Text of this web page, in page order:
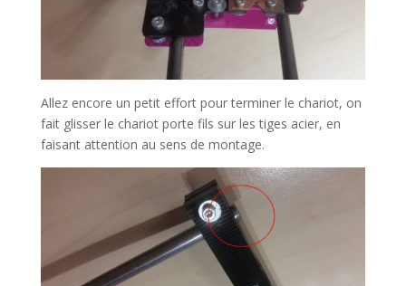
Allez encore un petit effort pour terminer le chariot, on
fait glisser le chariot porte fils sur les tiges acier, en
faisant attention au sens de montage.